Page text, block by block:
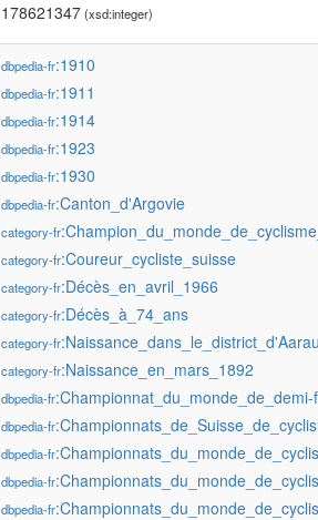
178621347(xsd:integer)
dbpedia-fr:1910
dbpedia-fr:1911
dbpedia-fr:1914
dbpedia-fr:1923
dbpedia-fr:1930
dbpedia-fr:Canton_d'Argovie
category-fr
category-fr:Coureur_cycliste_suisse
category-fr:Décès_en_avril_1966
category-fr:Décès_à_74_ans
category-fr:Naissance_dans_le_district_d'Aarau
category-fr:Naissance_en_mars_1892
dbpedia-fr:Championnat_du_monde_de_demi-
dbpedia-fr
dbpedia-fr
dbpedia-fr
dbpedia-fr